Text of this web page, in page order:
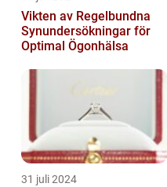
Vikten av Regelbundna
Synundersökningar för
Optimal Ögonhälsa
31 juli 2024